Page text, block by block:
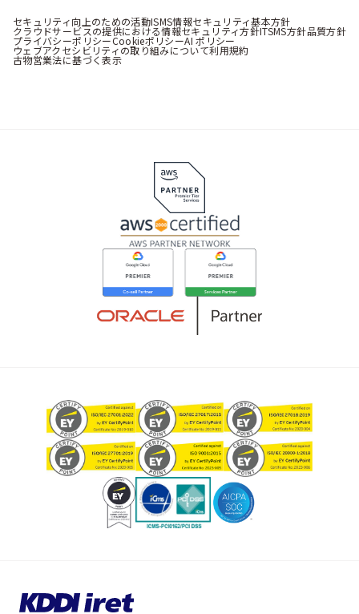
セキュリティ向上のための活動ISMS情報セキュリティ基本方針
クラウドサービスの提供における情報セキュリティ方針ITSMS方針品質方針
プライバシーポリシーCookieポリシーAI ポリシー
ウェブアクセシビリティの取り組みについて利用規約
古物営業法に基づく表示